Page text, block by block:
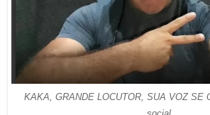
KAKA, GRANDE LOCUTOR, SUA VOZ SE